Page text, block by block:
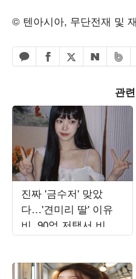
© 텐아시아, 무단전재 및
카카오톡 공유하기
페이스북 공유하기
엑스 공유하기
네이버 공
밴드
관
진짜 '금수저' 맞았
다…'견미리 딸' 이유
비, 90억 저택서 비현
실 '인형 미모' 과시